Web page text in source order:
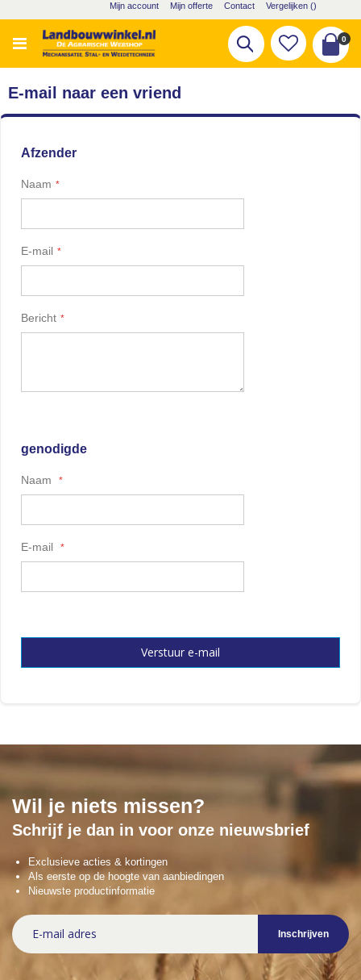
naar
de
inhoud
Mijn account Mijn offerte Contact Vergelijken ()
Cart
0
Zoek
E-mail naar een vriend
Afzender
Naam
E-mail
Bericht
genodigde
Naam
E-mail
Verstuur e-mail
Wil je niets missen?
Schrijf je dan in voor onze nieuwsbrief
Exclusieve acties & kortingen
Als eerste op de hoogte van aanbiedingen
Nieuwste productinformatie
Abonneer
u
op
Inschrijven